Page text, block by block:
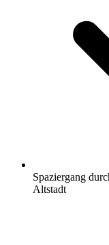
Spaziergang
Altstadt